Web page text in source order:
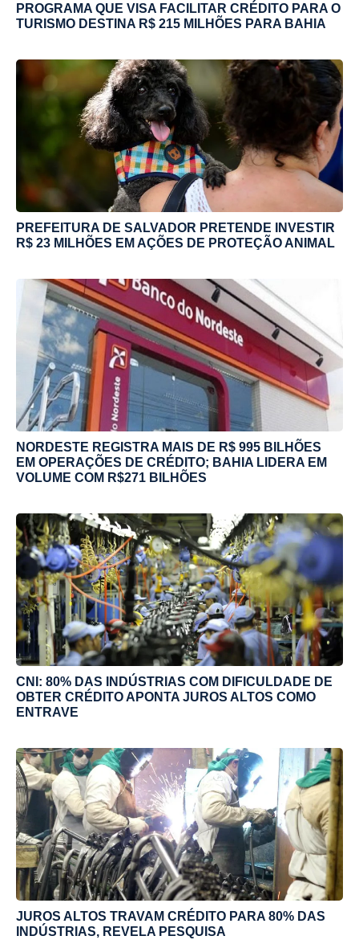
PROGRAMA QUE VISA FACILITAR CRÉDITO PARA O
TURISMO DESTINA R$ 215 MILHÕES PARA BAHIA
PREFEITURA DE SALVADOR PRETENDE INVESTIR
R$ 23 MILHÕES EM AÇÕES DE PROTEÇÃO ANIMAL
NORDESTE REGISTRA MAIS DE R$ 995 BILHÕES
EM OPERAÇÕES DE CRÉDITO; BAHIA LIDERA EM
VOLUME COM R$271 BILHÕES
CNI: 80% DAS INDÚSTRIAS COM DIFICULDADE DE
OBTER CRÉDITO APONTA JUROS ALTOS COMO
ENTRAVE
JUROS ALTOS TRAVAM CRÉDITO PARA 80% DAS
INDÚSTRIAS, REVELA PESQUISA